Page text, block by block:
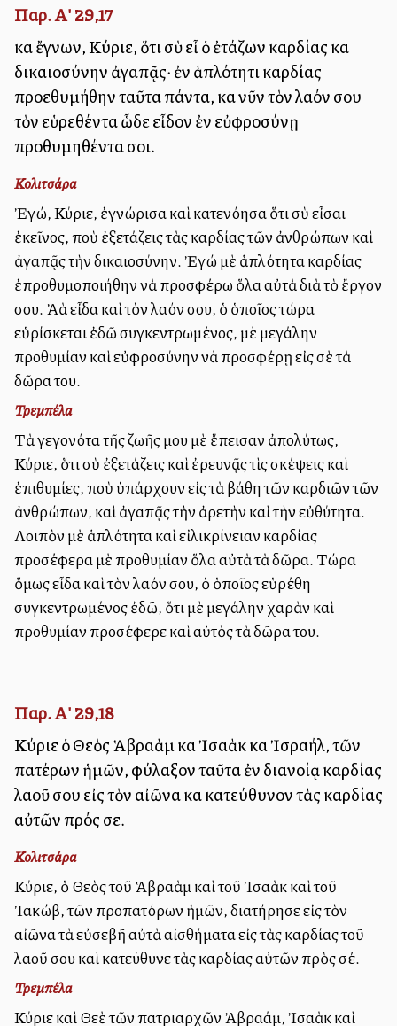
Παρ. Α' 29,17
καὶ ἔγνων, Κύριε, ὅτι σὺ εἶ ὁ ἐτάζων καρδίας καὶ
δικαιοσύνην ἀγαπᾷς· ἐν ἁπλότητι καρδίας
προεθυμήθην ταῦτα πάντα, καὶ νῦν τὸν λαόν σου
τὸν εὑρεθέντα ὧδε εἶδον ἐν εὐφροσύνῃ
προθυμηθέντα σοι.
Κολιτσάρα
Ἐγώ, Κύριε, ἐγνώρισα καὶ κατενόησα ὅτι σὺ εἶσαι
ἐκεῖνος, ποὺ ἐξετάζεις τὰς καρδίας τῶν ἀνθρώπων καὶ
ἀγαπᾷς τὴν δικαιοσύνην. Ἐγώ μὲ ἁπλότητα καρδίας
ἐπροθυμοποιήθην νὰ προσφέρω ὅλα αὐτὰ διὰ τὸ ἔργον
σου. Ἀλλὰ εἶδα καὶ τὸν λαόν σου, ὁ ὁποῖος τώρα
εὑρίσκεται ἐδῶ συγκεντρωμένος, μὲ μεγάλην
προθυμίαν καὶ εὐφροσύνην νὰ προσφέρῃ εἰς σὲ τὰ
δῶρα του.
Τρεμπέλα
Τὰ γεγονότα τῆς ζωῆς μου μὲ ἔπεισαν ἀπολύτως,
Κύριε, ὅτι σὺ ἐξετάζεις καὶ ἐρευνᾷς τὶς σκέψεις καὶ
ἐπιθυμίες, ποὺ ὑπάρχουν εἰς τὰ βάθη τῶν καρδιῶν τῶν
ἀνθρώπων, καὶ ἀγαπᾷς τὴν ἀρετὴν καὶ τὴν εὐθύτητα.
Λοιπὸν μὲ ἁπλότητα καὶ εἰλικρίνειαν καρδίας
προσέφερα μὲ προθυμίαν ὅλα αὐτὰ τὰ δῶρα. Τώρα
ὅμως εἶδα καὶ τὸν λαόν σου, ὁ ὁποῖος εὑρέθη
συγκεντρωμένος ἐδῶ, ὅτι μὲ μεγάλην χαρὰν καὶ
προθυμίαν προσέφερε καὶ αὐτὸς τὰ δῶρα του.
Παρ. Α' 29,18
Κύριε ὁ Θεὸς Ἁβραὰμ καὶ Ἰσαὰκ καὶ Ἰσραήλ, τῶν
πατέρων ἡμῶν, φύλαξον ταῦτα ἐν διανοίᾳ καρδίας
λαοῦ σου εἰς τὸν αἰῶνα καὶ κατεύθυνον τὰς καρδίας
αὐτῶν πρός σε.
Κολιτσάρα
Κύριε, ὁ Θεὸς τοῦ Ἁβραὰμ καὶ τοῦ Ἰσαὰκ καὶ τοῦ
Ἰακώβ, τῶν προπατόρων ἡμῶν, διατήρησε εἰς τὸν
αἰῶνα τὰ εὐσεβῆ αὐτὰ αἰσθήματα εἰς τὰς καρδίας τοῦ
λαοῦ σου καὶ κατεύθυνε τὰς καρδίας αὐτῶν πρὸς σέ.
Τρεμπέλα
Κύριε καὶ Θεὲ τῶν πατριαρχῶν Ἀβραάμ, Ἰσαὰκ καὶ